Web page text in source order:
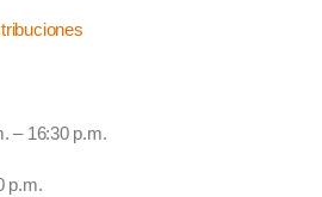
– 16:30 p.m.
p.m.